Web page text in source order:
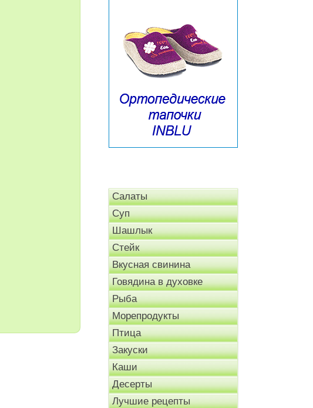
Салаты
Суп
Шашлык
Стейк
Вкусная свинина
Говядина в духовке
Рыба
Морепродукты
Птица
Закуски
Каши
Десерты
Лучшие рецепты